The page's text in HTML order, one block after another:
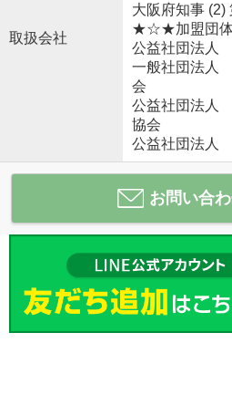
取扱会社
大阪府知事 (2)
★☆★加盟団
公益社団法人
一般社団法人
会
公益社団法人
協会
公益社団法人
お問い合